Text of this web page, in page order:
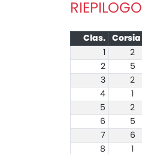
RIEPILOGO
Clas. Corsia
1
2
2
5
3
2
4
1
5
2
6
5
7
6
8
1